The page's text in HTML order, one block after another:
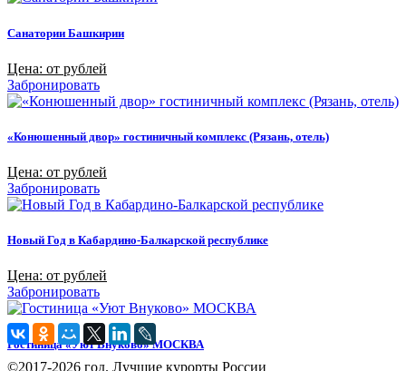
Санатории Башкирии
Цена: от рублей
Забронировать
«Конюшенный двор» гостиничный комплекс (Рязань, отель)
Цена: от рублей
Забронировать
Новый Год в Кабардино-Балкарской республике
Цена: от рублей
Забронировать
Гостиница «Уют Внуково» МОСКВА
©2017-2026 год. Лучшие курорты России